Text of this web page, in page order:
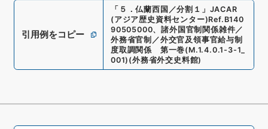
引用例をコピー
「 ５．仏蘭西国／分割１ 」 JACAR
(アジア歴史資料センター)Ref. B140
90505000、諸外国官制関係雑件／
外務省官制／外交官及領事官給与制
度取調関係 第一巻(M.1.4.0.1-3-1_
001) (外務省外交史料館)